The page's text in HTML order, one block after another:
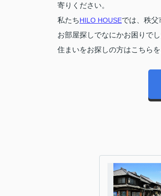
寄りください。
私たちHILO HOUSEでは、秩父
お部屋探しでなにかお困りで
住まいをお探しの方はこちら